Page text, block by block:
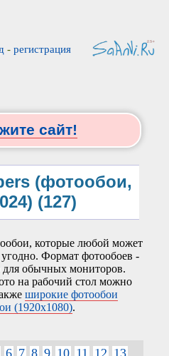
- регистрация
сайт!
(фотообои,
(127)
которые любой может
угодно. Формат фотообоев -
для обычных мониторов.
на рабочий стол можно
широкие фотообои
(1920x1080).